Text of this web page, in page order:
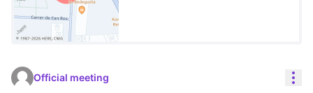
Official meeting